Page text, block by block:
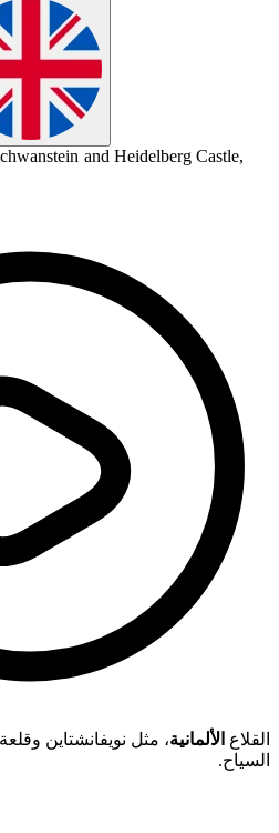
and Heidelberg Castle,
القلاع الألمانية، مثل نويفانشتاين
السياح.